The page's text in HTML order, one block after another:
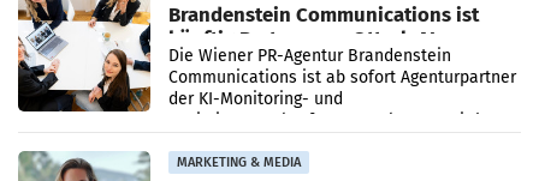
Brandenstein Communications ist
künftig Partner von OtterlyAI
Die Wiener PR-Agentur Brandenstein
Communications ist ab sofort Agenturpartner
der KI-Monitoring- und
Optimierungsplattform OtterlyAI. Damit baut
MARKETING & MEDIA